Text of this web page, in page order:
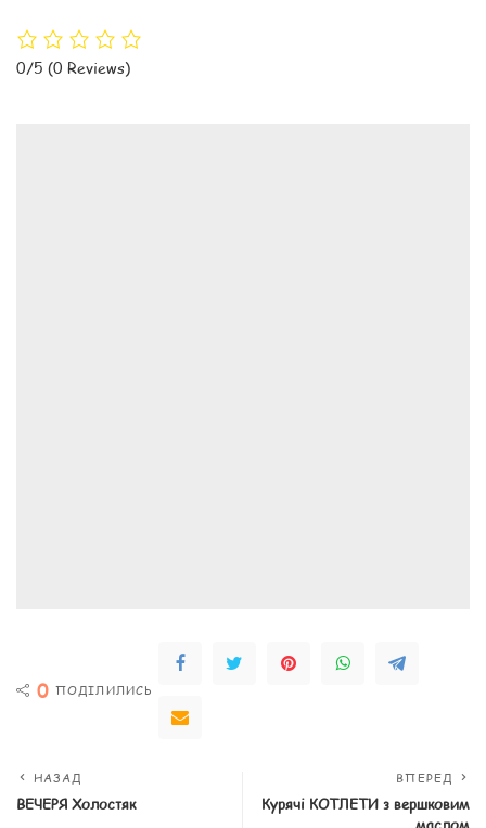
0/5 (0 Reviews)
0 ПОДІЛИЛИСЬ
НАЗАД
ВЕЧЕРЯ Холостяк
ВПЕРЕД
Курячі КОТЛЕТИ з вершковим